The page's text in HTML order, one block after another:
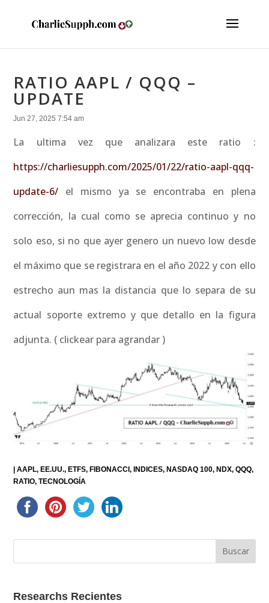
RATIO AAPL / QQQ –
UPDATE
Jun 27, 2025 7:54 am
La ultima vez que analizara este ratio :
https://charliesupph.com/2025/01/22/ratio-aapl-qqq-
update-6/ el mismo ya se encontraba en plena
corrección, la cual como se aprecia continuo y no
solo eso, si no que ayer genero un nuevo low desde
el máximo que se registrara en el año 2022 y con ello
estrecho aun mas la distancia que lo separa de su
actual soporte extremo y que detallo en la figura
adjunta. ( clickear para agrandar )
|AAPL EE.UU. ETFS FIBONACCI INDICES NASDAQ 100 NDX QQQ
RATIO TECNOLOGÍA
Researchs Recientes